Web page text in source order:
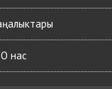
нас